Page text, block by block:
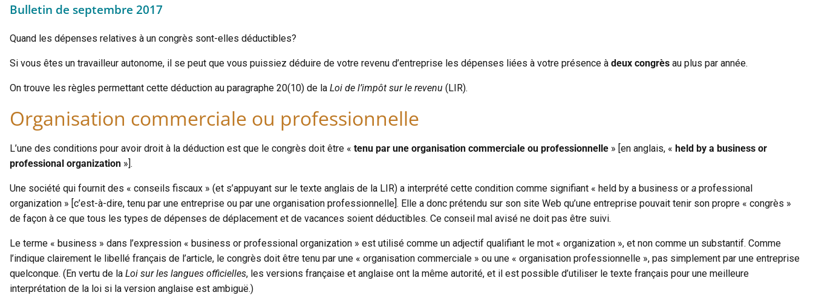
Bulletin de septembre 2017
Quand les dépenses relatives à un congrès sont-elles déductibles?
Si vous êtes un travailleur autonome, il se peut que vous puissiez déduire de votre revenu d’entreprise les dépenses liées à votre présence à deux congrès au plus par année.
On trouve les règles permettant cette déduction au paragraphe 20(10) de la Loi de l’impôt sur le revenu (LIR).
Organisation commerciale ou professionnelle
L’une des conditions pour avoir droit à la déduction est que le congrès doit être « tenu par une organisation commerciale ou professionnelle » [en anglais, « held by a business or
professional organization »].
Une société qui fournit des « conseils fiscaux » (et s’appuyant sur le texte anglais de la LIR) a interprété cette condition comme signifiant « held by a business or a professional
organization » [c’est-à-dire, tenu par une entreprise ou par une organisation professionnelle]. Elle a donc prétendu sur son site Web qu’une entreprise pouvait tenir son propre « congrès »
de façon à ce que tous les types de dépenses de déplacement et de vacances soient déductibles. Ce conseil mal avisé ne doit pas être suivi.
Le terme « business » dans l’expression « business or professional organization » est utilisé comme un adjectif qualifiant le mot « organization », et non comme un substantif. Comme
l’indique clairement le libellé français de l’article, le congrès doit être tenu par une « organisation commerciale » ou une « organisation professionnelle », pas simplement par une entreprise
quelconque. (En vertu de la Loi sur les langues officielles, les versions française et anglaise ont la même autorité, et il est possible d’utiliser le texte français pour une meilleure
interprétation de la loi si la version anglaise est ambiguë.)